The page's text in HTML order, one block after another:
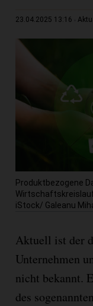
23.04.2025 13:16
Produktbezogene
iStock/ Galeanu
Aktuell ist der
Unternehmen
nicht bekannt.
des